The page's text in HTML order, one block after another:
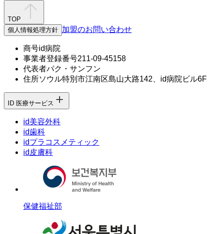
大きさ、深さなど多様な種類のシミもきれ
様々な色素専用レーザー機器を完備しており
多様なほくろの形もきれいに除去します。
必要な部分だけをマイクロ単位で正確に
ピンポイントで選択的に除去します。
TOP
個人情報処理方針 加盟のお問い合わせ
商号id病院
事業者登録番号211-09-45158
代表者パク・サンフン
住所ソウル特別市江南区島山大路142、id病院ビル6F
ID 医療サービス
id美容外科
id歯科
idプラコスメティック
id皮膚科
保健福祉部